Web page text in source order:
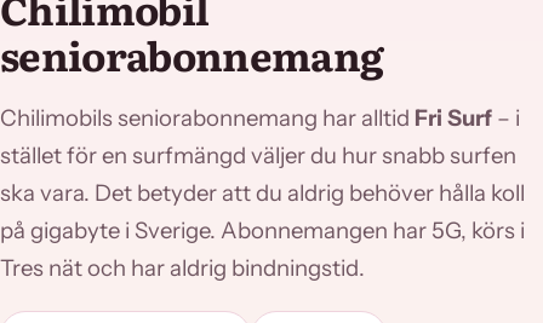
seniorabonnemang
Chilimobils seniorabonnemang har alltid Fri Surf – i
stället för en surfmängd väljer du hur snabb surfen
ska vara. Det betyder att du aldrig behöver hålla koll
på gigabyte i Sverige. Abonnemangen har 5G, körs i
Tres nät och har aldrig bindningstid.